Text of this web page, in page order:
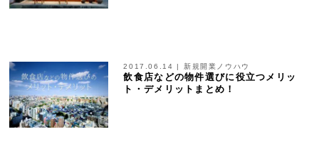
2017.06.14 新規開業ノウハウ
飲食店などの物件選びに役立つメリッ
ト・デメリットまとめ！